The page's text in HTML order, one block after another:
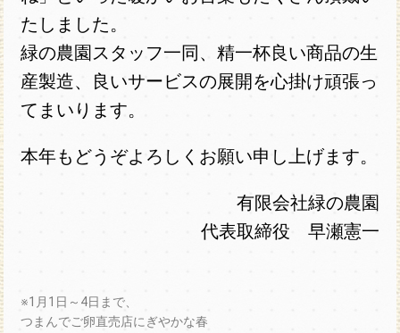
たしました。
緑の農園スタッフ一同、精一杯良い商品の生
産製造、良いサービスの展開を心掛け頑張っ
てまいります。
本年もどうぞよろしくお願い申し上げます。
有限会社緑の農園
代表取締役 早瀬憲一
※1月1日～4日まで、
つまんでご卵直売店にぎやかな春